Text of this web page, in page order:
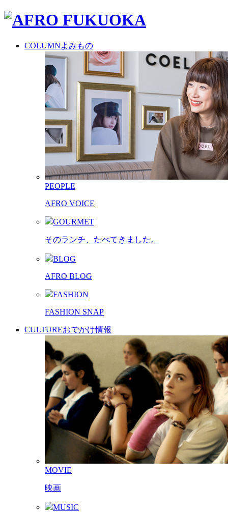
COLUMNよみもの
PEOPLE
AFRO VOICE
GOURMET
そのランチ、たべてきました。
BLOG
AFRO BLOG
FASHION
FASHION SNAP
CULTUREおでかけ情報
MOVIE
映画
MUSIC